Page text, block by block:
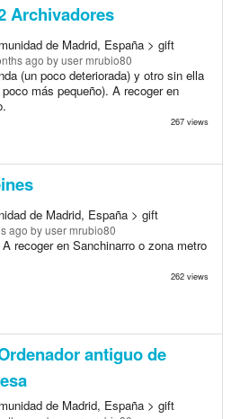
Archivadores
de Madrid, España > gift
ago by user mrubio80
(un poco deteriorada) y otro sin ella
más pequeño). A recoger en
267 views
de Madrid, España > gift
ago by user mrubio80
recoger en Sanchinarro o zona metro
262 views
antiguo de
de Madrid, España > gift